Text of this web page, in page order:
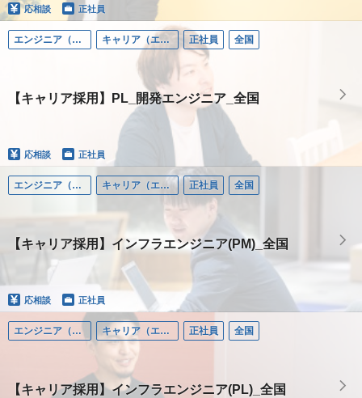
応相談 正社員
エンジニア（リーダーポジション） キャリア（エンジニア） 正社員 全国
【キャリア採用】PL_開発エンジニア_全国
応相談 正社員
エンジニア（リーダーポジション） キャリア（エンジニア） 正社員 全国
【キャリア採用】インフラエンジニア(PM)_全国
応相談 正社員
エンジニア（リーダーポジション） キャリア（エンジニア） 正社員 全国
【キャリア採用】インフラエンジニア(PL)_全国